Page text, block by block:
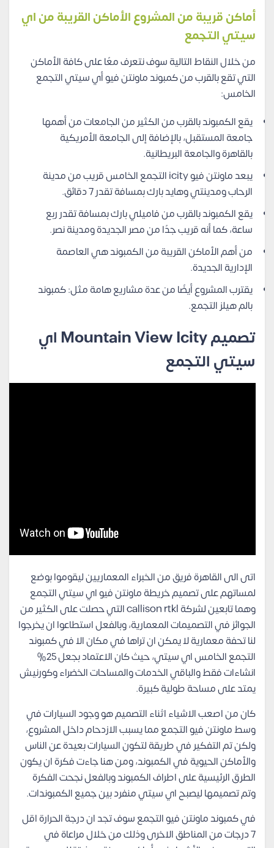
أماكن قريبة من المشروع الأماكن القريبة من اي
سيتي التجمع
من خلال النقاط التالية سوف نتعرف معًا على كافة الأماكن
التي تقع بالقرب من كمبوند ماونتن فيو أي سيتي التجمع
الخامس:
يقع الكمبوند بالقرب من الكثير من الجامعات من أهمها
جامعة المستقبل، بالإضافة إلى الجامعة الأمريكية
بالقاهرة والجامعة البريطانية.
يبعد ماونتن فيو icity التجمع الخامس قريب من مدينة
الرحاب ومدينتي وهايد بارك بمسافة تقدر 7 دقائق.
يقع الكمبوند بالقرب من فاميلي بارك بمسافة تقدر ربع
ساعة، كما أنه قريب جدًا من مصر الجديدة ومدينة نصر.
من أهم الأماكن القريبة من الكمبوند هي العاصمة
الإدارية الجديدة.
يقترب المشروع أيضًا من عدة مشاريع هامة مثل: كمبوند
بالم هيلز التجمع.
تصميم Mountain View Icity اي
سيتي التجمع
اتى الى القاهرة فريق من الخبراء المعماريين ليقوموا بوضع
لمساتهم على تصميم خريطة ماونتن فيو اي سيتي التجمع
وهما تابعين لشركة callison rtkl التي حصلت على الكثير من
الجوائز في التصميمات المعمارية، وبالفعل استطاعوا ان يخرجوا
لنا تحفة معمارية لا يمكن ان تراها في مكان الا في كمبوند
التجمع الخامس اي سيتي، حيث كان الاعتماد بجعل 25%
انشاءات فقط والباقي الخدمات والمساحات الخضراء وكورنيش
يمتد على مساحة طولية كبيرة.
كان من اصعب الاشياء اثناء التصميم هو وجود السيارات في
وسط ماونتن فيو التجمع مما يسبب الازدحام داخل المشروع،
ولكن تم التفكير في طريقة لتكون السيارات بعيدة عن الناس
والأماكن الحيوية في الكمبوند، ومن هنا جاءت فكرة ان يكون
الطرق الرئيسية على اطراف الكمبوند وبالفعل نجحت الفكرة
وتم تصميمها ليصبح اي سيتي منفرد بين جميع الكمبوندات.
في كمبوند ماونتن فيو التجمع سوف تجد ان درجة الحرارة اقل
7 درجات من المناطق الاخرى وذلك من خلال مراعاة في